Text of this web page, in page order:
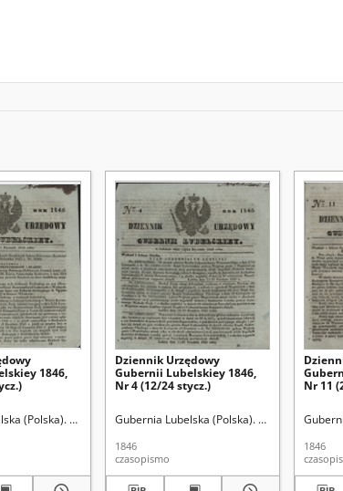
1846,
(Polska). Rząd Gubernialny.
Dziennik Urzędowy
Gubernii Lubelskiey 1846,
Nr 4 (12/24 stycz.)
Gubernia Lubelska (Polska). Rząd
1846
czasopismo
Nr 11
1846